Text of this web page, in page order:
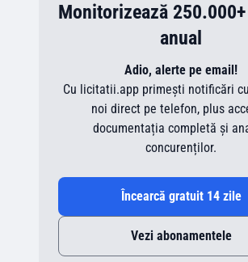
Monitorizează
anual
Adio, alerte pe email!
Cu licitatii.app primești notificări
noi direct pe telefon, plus
documentația completă și
concurenților.
Încearcă gratuit 14 zile
Vezi abonamentele